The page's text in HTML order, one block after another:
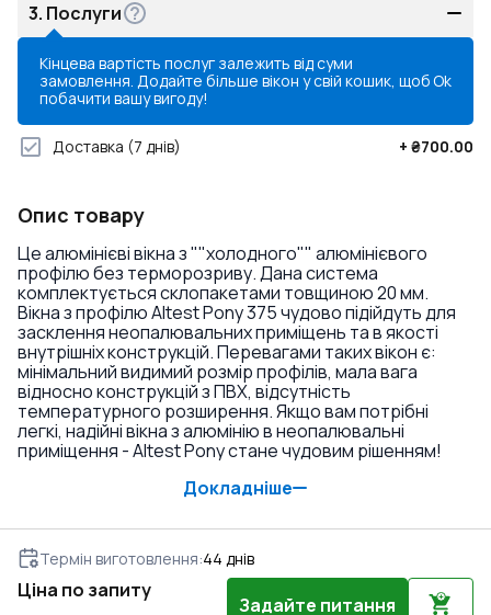
3. Послуги
Кінцева вартість послуг залежить від суми
замовлення. Додайте більше вікон у свій кошик, щоб
побачити вашу вигоду!
Ok
Доставка (7 днів) + ₴700.00
Опис товару
Це алюмінієві вікна з ""холодного"" алюмінієвого
профілю без терморозриву. Дана система
комплектується склопакетами товщиною 20 мм.
Вікна з профілю Altest Pony 375 чудово підійдуть для
засклення неопалювальних приміщень та в якості
внутрішніх конструкцій. Перевагами таких вікон є:
мінімальний видимий розмір профілів, мала вага
відносно конструкцій з ПВХ, відсутність
температурного розширення. Якщо вам потрібні
легкі, надійні вікна з алюмінію в неопалювальні
приміщення - Altest Pony стане чудовим рішенням!
Докладніше
Термін виготовлення:44 днів
Ціна по запиту
Задайте питання